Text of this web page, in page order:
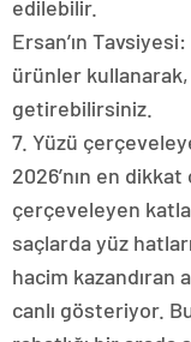
edilebilir.
Ersan’ın
ürünler
getirebilirsiniz.
7. Yüzü
2026’nın en
çerçeveleyen
saçlarda yüz
hacim kazandıran
canlı gösteriyor.